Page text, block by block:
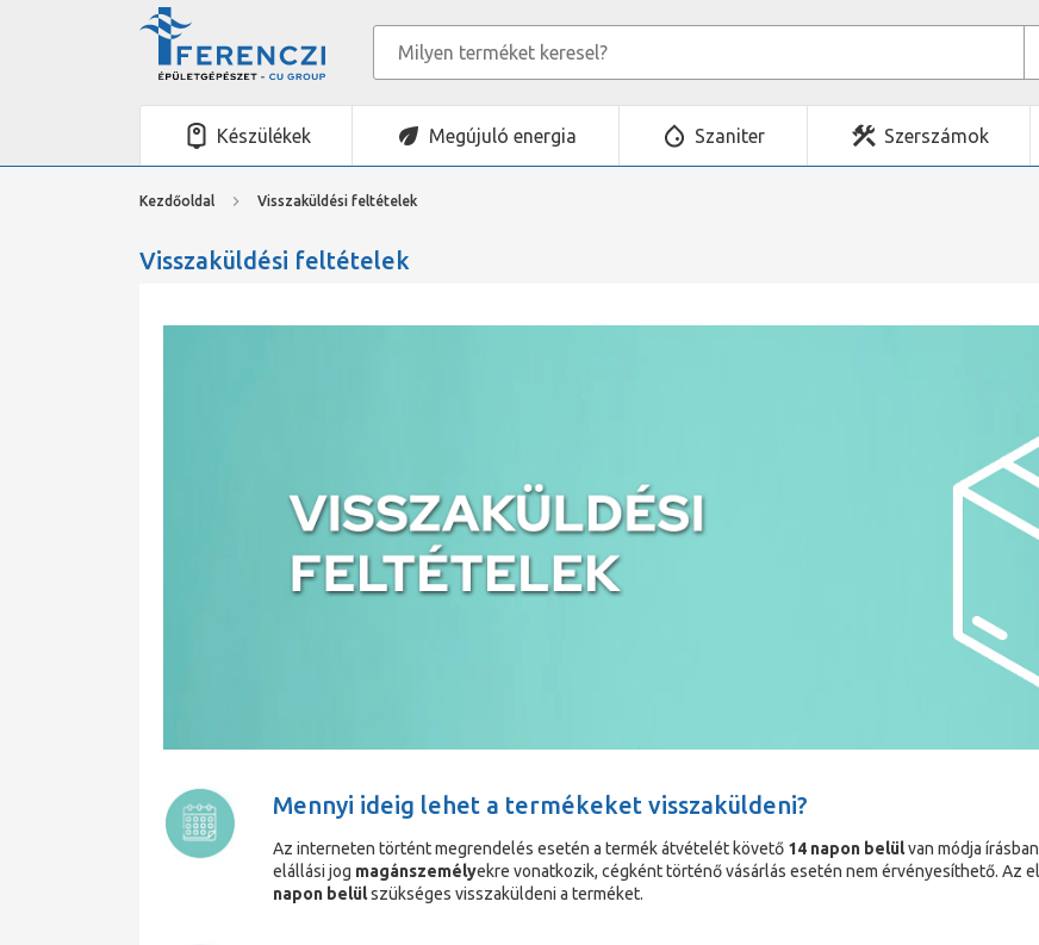
Készülékek Megújuló energia Szaniter Szerszámok
Kezdőoldal Visszaküldési feltételek
Visszaküldési feltételek
Mennyi ideig lehet a termékeket visszaküldeni?
Az interneten történt megrendelés esetén a termék átvételét követő 14 napon belülvan módja
elállási jog magánszemélyekre vonatkozik, cégként történő vásárlás esetén nem érvényesíthető. Az
napon belülszükséges visszaküldeni a terméket.